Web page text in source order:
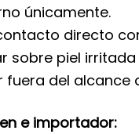
únicamente.
directo
sobre piel
fuera del alcance
e importador: